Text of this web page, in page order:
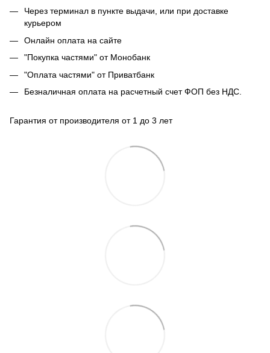
Через терминал в пункте выдачи, или при доставке
курьером
Онлайн оплата на сайте
"Покупка частями" от Монобанк
"Оплата частями" от Приватбанк
Безналичная оплата на расчетный счет ФОП без НДС.
Гарантия от производителя от 1 до 3 лет